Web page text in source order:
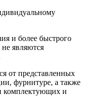
и более быстрого
не являются
от представленных
фурнитуре, а также
комплектующих и